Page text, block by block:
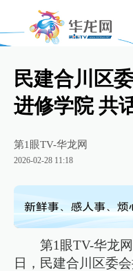
民建合川区
进修学院 共
第1眼TV-华龙网
2026-02-28 11:18
第1眼TV-华龙
日，民建合川区委